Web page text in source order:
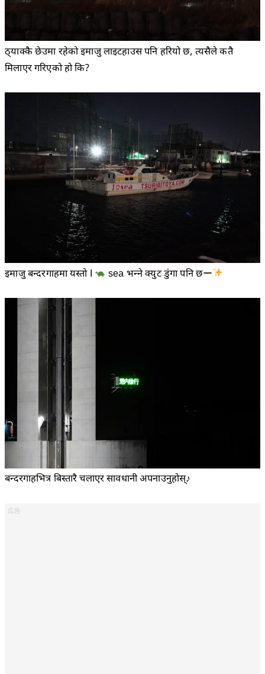
ठ्याक्कै छेउमा रहेको इमाजु लाइटहाउस पनि हरियो छ, त्यसैले कतै
मिलाएर गरिएको हो कि?
इमाजु बन्दरगाहमा यस्तो I sea भन्ने क्युट डुंगा पनि छー
बन्दरगाहभित्र बिस्तारै चलाएर सावधानी अपनाउनुहोस्♪